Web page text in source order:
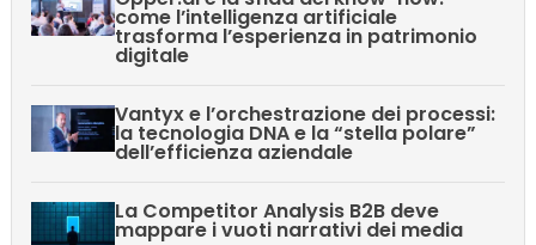
come l’intelligenza artificiale
trasforma l’esperienza in patrimonio
digitale
Vantyx e l’orchestrazione dei processi:
la tecnologia DNA e la “stella polare”
dell’efficienza aziendale
La Competitor Analysis B2B deve
mappare i vuoti narrativi dei media